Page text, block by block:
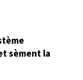
sèment la